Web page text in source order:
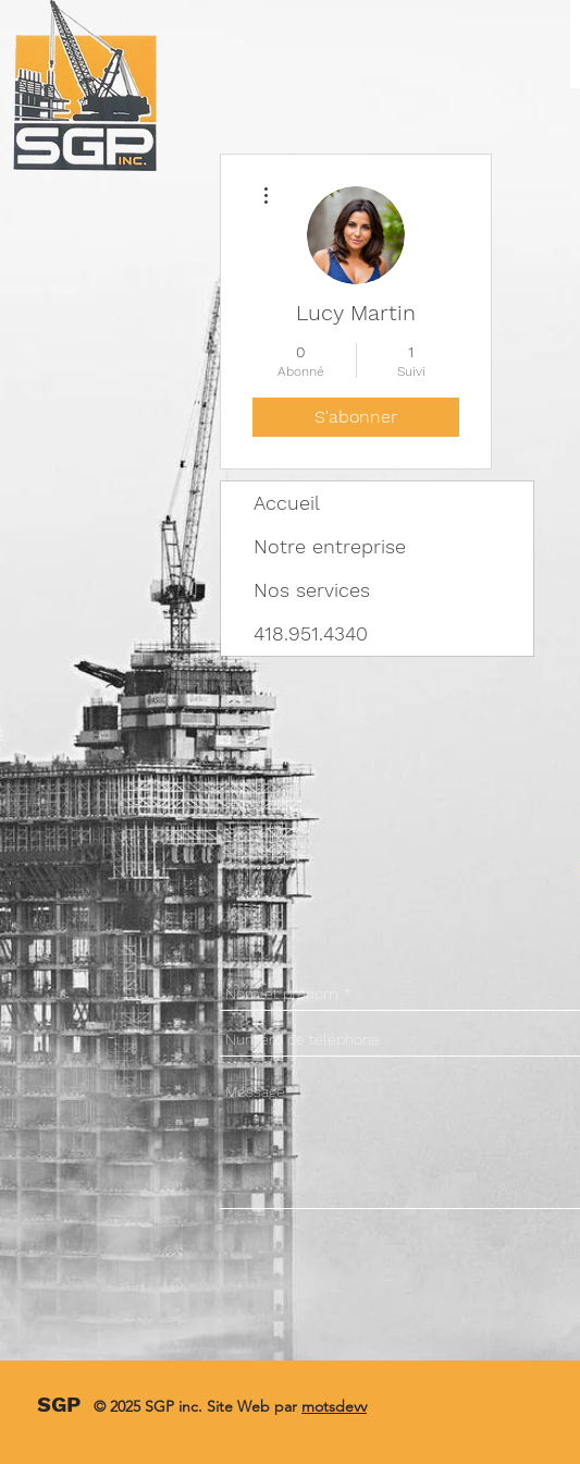
Lucy Martin
0
Abonné
1
Suivi
S'abonner
Accueil
Notre entreprise
Nos services
418.951.4340
SGP © 2025 SGP inc. Site Web par motsdevv